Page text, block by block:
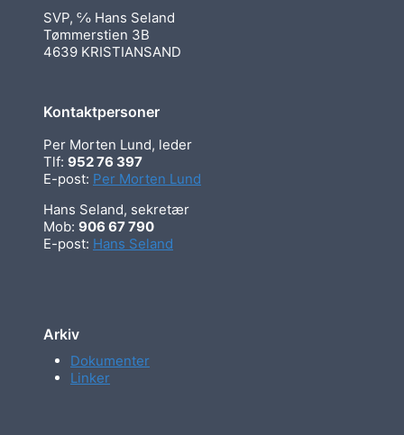
SVP, ℅ Hans Seland
Tømmerstien 3B
4639 KRISTIANSAND
Kontaktpersoner
Per Morten Lund, leder
Tlf: 952 76 397
E-post: Per Morten Lund
Hans Seland, sekretær
Mob: 906 67 790
E-post: Hans Seland
Arkiv
Dokumenter
Linker